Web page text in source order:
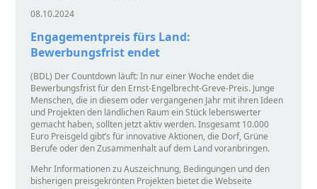
08.10.2024
Engagementpreis fürs Land:
Bewerbungsfrist endet
(BDL) Der Countdown läuft: In nur einer Woche endet die
Bewerbungsfrist für den Ernst-Engelbrecht-Greve-Preis. Junge
Menschen, die in diesem oder vergangenen Jahr mit ihren Ideen
und Projekten den ländlichen Raum ein Stück lebenswerter
gemacht haben, sollten jetzt aktiv werden. Insgesamt 10.000
Euro Preisgeld gibt’s für innovative Aktionen, die Dorf, Grüne
Berufe oder den Zusammenhalt auf dem Land voranbringen.
Mehr Informationen zu Auszeichnung, Bedingungen und den
bisherigen preisgekrönten Projekten bietet die Webseite